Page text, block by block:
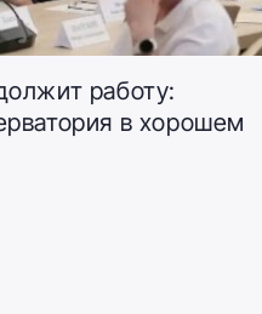
работу:
в хорошем